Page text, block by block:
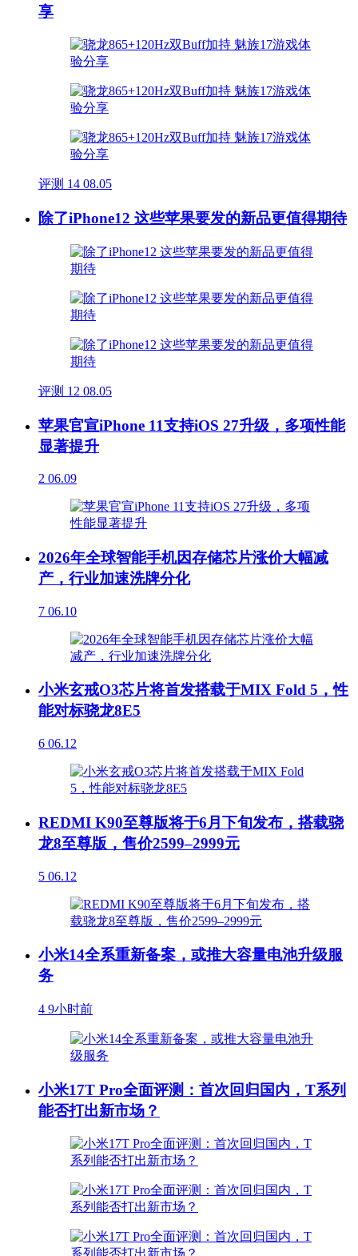
享
评测 14 08.05
除了iPhone12 这些苹果要发的新品更值得期待
评测 12 08.05
苹果官宣iPhone 11支持iOS 27升级，多项性能
显著提升
2 06.09
2026年全球智能手机因存储芯片涨价大幅减
产，行业加速洗牌分化
7 06.10
小米玄戒O3芯片将首发搭载于MIX Fold 5，性
能对标骁龙8E5
6 06.12
REDMI K90至尊版将于6月下旬发布，搭载骁
龙8至尊版，售价2599–2999元
5 06.12
小米14全系重新备案，或推大容量电池升级服
务
4 9小时前
小米17T Pro全面评测：首次回归国内，T系列
能否打出新市场？